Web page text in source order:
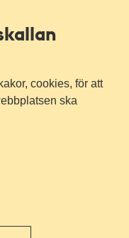
cookies, för att
ska